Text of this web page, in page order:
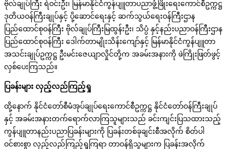
ဗိုလ်ချုပ်ကြီး ရဲဝင်းဦး၊ မြန်မာနိုင်ငံကွန်ပျူတာပညာဖွံ့ဖြိုးရေးကောင်စီဥက္ကဋ္ဌ
ဒုတိယဝန်ကြီးချုပ်နှင့် ပို့ဆောင်ရေးနှင့် ဆက်သွယ်ရေးဝန်ကြီးဌာန
ပြည်ထောင်စုဝန်ကြီး ဗိုလ်ချုပ်ကြီးမြထွန်းဦး၊ သိပ္ပံ နှင့်နည်းပညာဝန်ကြီးဌာန
ပြည်ထောင်စုဝန်ကြီး ဒေါက်တာမျိုးသိန်းကျော်နှင့် မြန်မာနိုင်ငံကွန်ပျူတာ
အသင်းချုပ်ဥက္ကဋ္ဌ ဦးမင်းဇေယျာလှိုင်တို့က အခမ်းအနားကို ဖဲကြိုးဖြတ်ဖွင့်
လှစ်ပေးကြသည်။
ပြခန်းများ လှည့်လည်ကြည့်ရှု
ထို့နောက် နိုင်ငံတော်စီမံအုပ်ချုပ်ရေးကောင်စီဥက္ကဋ္ဌ နိုင်ငံတော်ဝန်ကြီးချုပ်
နှင့် အခမ်းအနားတက်ရောက်လာကြသူများသည် ခင်းကျင်းပြသထားသည့်
ကွန်ပျူတာနည်းပညာပြခန်းများကို ပြခန်းတစ်ခုချင်းစီအလိုက် စိတ်ပါ
ဝင်စားစွာ လှည့်လည်ကြည့်ရှုကြရာ တာဝန်ရှိသူများက ပြခန်းအလိုက်